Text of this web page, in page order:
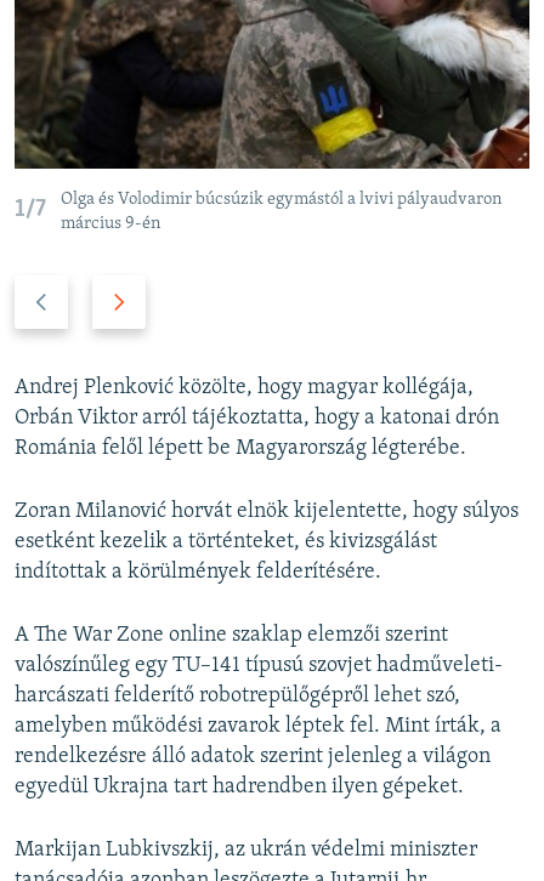
1/7
Olga és Volodimir búcsúzik egymástól a lvivi pályaudvaron
március 9-én
v
i
o
s
s
l
d
t
s
l
d
e
Andrej Plenković közölte, hogy magyar kollégája,
Orbán Viktor arról tájékoztatta, hogy a katonai drón
Románia felől lépett be Magyarország légterébe.
Zoran Milanović horvát elnök kijelentette, hogy súlyos
esetként kezelik a történteket, és kivizsgálást
indítottak a körülmények felderítésére.
A The War Zone online szaklap elemzői szerint
valószínűleg egy TU–141 típusú szovjet hadműveleti-
harcászati felderítő robotrepülőgépről lehet szó,
amelyben működési zavarok léptek fel. Mint írták, a
rendelkezésre álló adatok szerint jelenleg a világon
egyedül Ukrajna tart hadrendben ilyen gépeket.
Markijan Lubkivszkij, az ukrán védelmi miniszter